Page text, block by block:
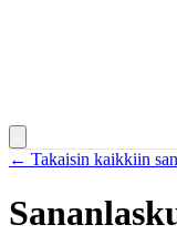
← Takaisin kaikkiin